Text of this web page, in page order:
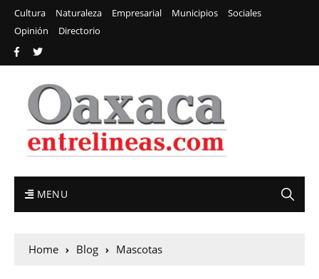
Cultura Naturaleza Empresarial Municipios
Sociales
Opinión
Directorio
MENU
Home Blog Mascotas